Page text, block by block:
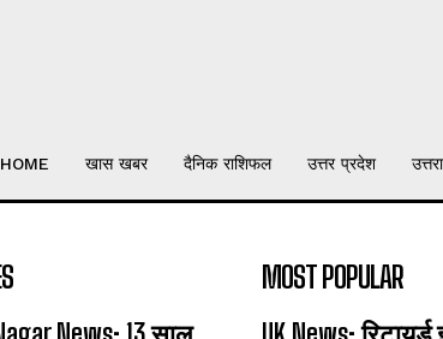
HOME खास खबर दैनिक राशिफल उत्तर प्रदेश
MOST POPULAR